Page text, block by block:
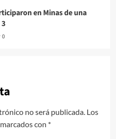
en Minas de una
0
no será publicada. Los
con *